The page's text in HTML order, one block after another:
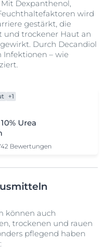
Dexpanthenol,
wird
gestärkt, die
trockener Haut an
Durch Decandiol
Infektionen – wie
+1
Urea
42 Bewertungen
können auch
trockenen und rauen
pflegend haben